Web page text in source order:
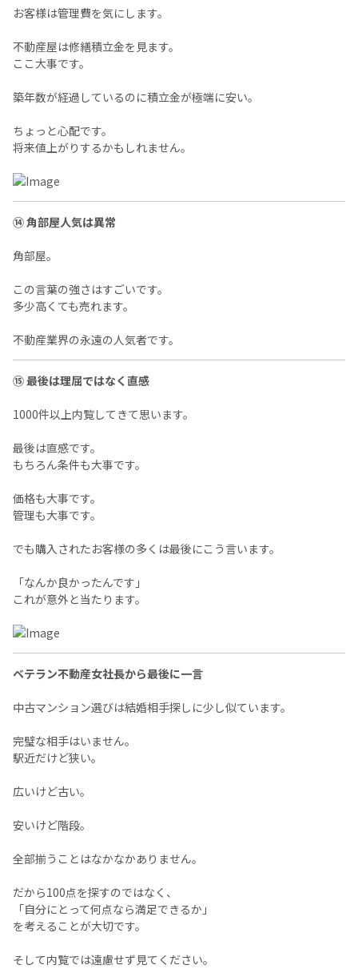
お客様は管理費を気にします。
不動産屋は修繕積立金を見ます。
ここ大事です。
築年数が経過しているのに積立金が極端に安い。
ちょっと心配です。
将来値上がりするかもしれません。
⑭ 角部屋人気は異常
角部屋。
この言葉の強さはすごいです。
多少高くても売れます。
不動産業界の永遠の人気者です。
⑮ 最後は理屈ではなく直感
1000件以上内覧してきて思います。
最後は直感です。
もちろん条件も大事です。
価格も大事です。
管理も大事です。
でも購入されたお客様の多くは最後にこう言います。
「なんか良かったんです」
これが意外と当たります。
ベテラン不動産女社長から最後に一言
中古マンション選びは結婚相手探しに少し似ています。
完璧な相手はいません。
駅近だけど狭い。
広いけど古い。
安いけど階段。
全部揃うことはなかなかありません。
だから100点を探すのではなく、
「自分にとって何点なら満足できるか」
を考えることが大切です。
そして内覧では遠慮せず見てください。